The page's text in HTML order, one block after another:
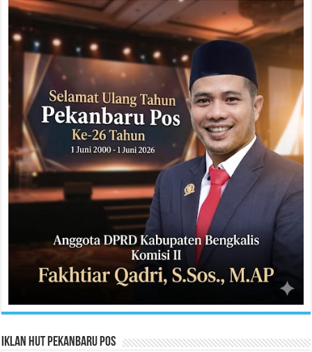
Iklan HUT Pekanbaru Pos